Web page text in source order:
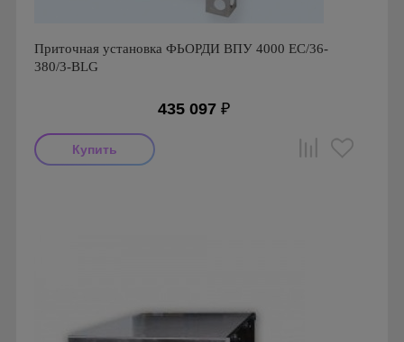
Приточная установка ФЬОРДИ ВПУ 4000 EC/36-
380/3-BLG
435 097 ₽